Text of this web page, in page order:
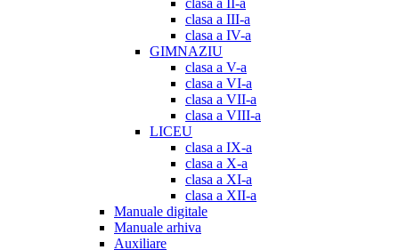
clasa a II-a
clasa a III-a
clasa a IV-a
GIMNAZIU
clasa a V-a
clasa a VI-a
clasa a VII-a
clasa a VIII-a
LICEU
clasa a IX-a
clasa a X-a
clasa a XI-a
clasa a XII-a
Manuale digitale
Manuale arhiva
Auxiliare